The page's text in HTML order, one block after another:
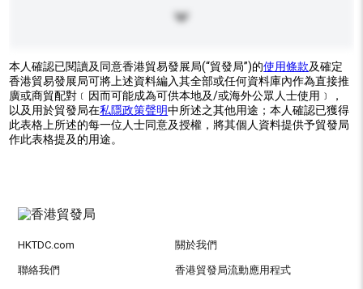
本人確認已閱讀及同意香港貿易發展局(“貿發局”)的使用條款及確定
香港貿易發展局可將上述資料編入其全部或任何資料庫內作為直接推
廣或商貿配對﹝因而可能成為可供本地及/或海外公眾人士使用﹞，
以及用於貿發局在私隱政策聲明中所述之其他用途；本人確認已獲得
此表格上所述的每一位人士同意及授權，將其個人資料提供予貿發局
作此表格提及的用途。
HKTDC.com 關於我們
聯絡我們 香港貿發局流動應用程式